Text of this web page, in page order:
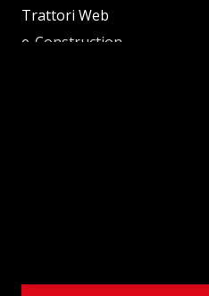
Trattori Web
e-Construction